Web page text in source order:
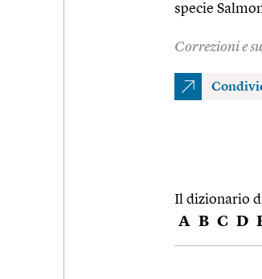
specie
Correzioni e
Il dizionario
A B C D